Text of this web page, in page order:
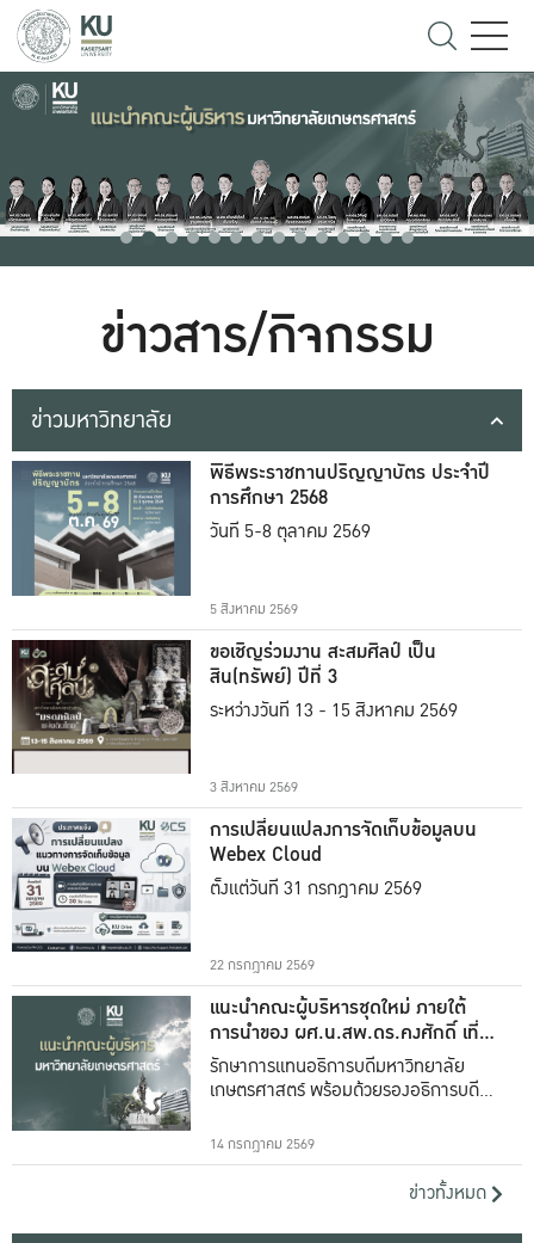
ข่าวสาร/กิจกรรม
ข่าวมหาวิทยาลัย
พิธีพระราชทานปริญญาบัตร ประจำปี
การศึกษา 2568
วันที่ 5-8 ตุลาคม 2569
5 สิงหาคม 2569
ขอเชิญร่วมงาน สะสมศิลป์ เป็น
สิน(ทรัพย์) ปีที่ 3
ระหว่างวันที่ 13 - 15 สิงหาคม 2569
3 สิงหาคม 2569
การเปลี่ยนแปลงการจัดเก็บข้อมูลบน
Webex Cloud
ตั้งแต่วันที่ 31 กรกฎาคม 2569
22 กรกฎาคม 2569
แนะนำคณะผู้บริหารชุดใหม่ ภายใต้
การนำของ ผศ.น.สพ.ดร.คงศักดิ์ เที่ยง
ธรรม
รักษาการแทนอธิการบดีมหาวิทยาลัย
เกษตรศาสตร์ พร้อมด้วยรองอธิการบดีทั้ง
14 กรกฎาคม 2569
ข่าวทั้งหมด